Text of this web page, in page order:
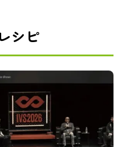
シピ